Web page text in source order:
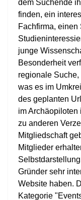
dem Suchende
finden, ein
Fachfirma,
junge
Besonderheit
regionale
was es im
des geplanten
im Archäopiloten
zu anderen
Mitgliedschaft
Mitglieder
Gründer sehr
Website haben.
Kategorie